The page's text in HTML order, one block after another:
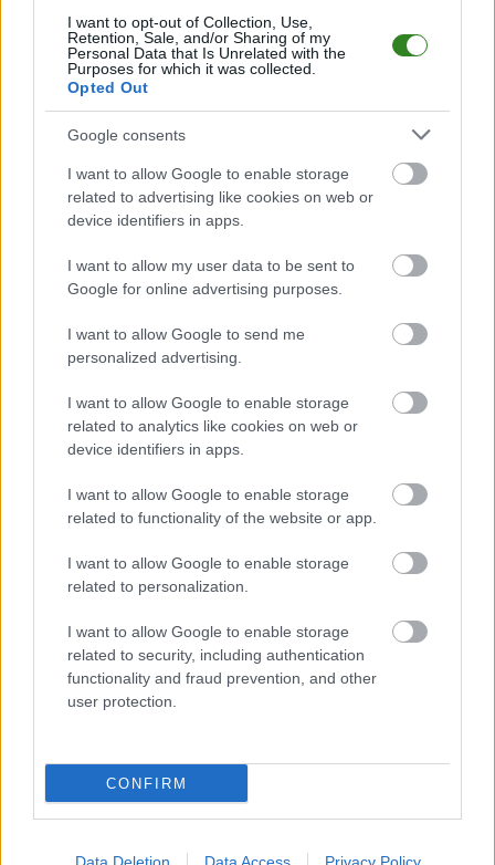
I want to opt-out of Collection, Use,
Retention, Sale, and/or Sharing of my
Personal Data that Is Unrelated with the
Purposes for which it was collected.
Opted Out
Google consents
I want to allow Google to enable storage
related to advertising like cookies on web or
device identifiers in apps.
I want to allow my user data to be sent to
Google for online advertising purposes.
I want to allow Google to send me
personalized advertising.
I want to allow Google to enable storage
related to analytics like cookies on web or
device identifiers in apps.
I want to allow Google to enable storage
related to functionality of the website or app.
I want to allow Google to enable storage
related to personalization.
I want to allow Google to enable storage
related to security, including authentication
functionality and fraud prevention, and other
user protection.
CONFIRM
Rzeszów > Klasa Okręgowa. Spotkanie zostanie rozegrane w dniu 07
września 2024. Początek meczu o godz. 11:00.
KS Stobiernaprzystępuje do tego spotkania w roli gospodarza. Jak
drużyna radzi sobie w sezonie 2024/2025 rozgrywek Rzeszów > Klasa
Okręgowa przed własną publicznością? Na tej stronie możecie zobaczyć
tabelę uwzględniającą tylko mecze u siebie. W tabeli biorącej pod uwagę
Resovia II.
Rzeszów > Klasa Okręgowa - sytuacja w tabeli
Stobierna) zajmują
10. miejsce
w tabeli. Goście (Resovia II) plasują się na
12. miejscu.
bramkowe.
KS Stobierna vs. Resovia II - relacja, wynik na żywo, transmisja
Wynik meczu KS Stobierna - Resovia II znajdziesz na naszej stronie zaraz
po jego zakończeniu. Jeżeli szukasz informacji meczowych, zajrzyj tutaj:
KS Stobierna vs. Resovia II - wynik, składy, strzelcy
Jeżeli w internecie lub TV dostępna jest
albo innych spotkań Rzeszów > Klasa
Okręgowa na pewno znajdziesz takie informacje na naszym portalu.
Możliwe jednak, że nigdzie nie pojawi się stream online z tego pojedynku.
Asseco Resovia| Developres Rzeszów |ITA TOOLS Stal Mielec
Cellfast Wilki Krosno| Texom Stal Rzeszów|Stal Mielec
Motor Lublin|Stal Rzeszów| Stal Stalowa Wola|Wisła Kraków
Resovia|Wieczysta Kraków
Mecze dziś Wyniki LIVE Transmisje
kartki okolicznościowe